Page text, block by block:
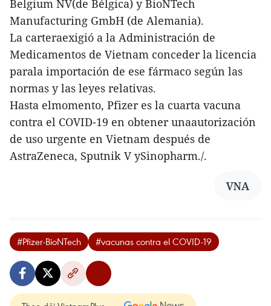
Belgium NV(de Bélgica) y BioNTech
Manufacturing GmbH (de Alemania).
La carteraexigió a la Administración de
Medicamentos de Vietnam conceder la licencia
parala importación de ese fármaco según las
normas y las leyes relativas.
Hasta elmomento, Pfizer es la cuarta vacuna
contra el COVID-19 en obtener unaautorización
de uso urgente en Vietnam después de
AstraZeneca, Sputnik V ySinopharm./.
VNA
#Pfizer-BioNTech #vacunas contra el COVID-19